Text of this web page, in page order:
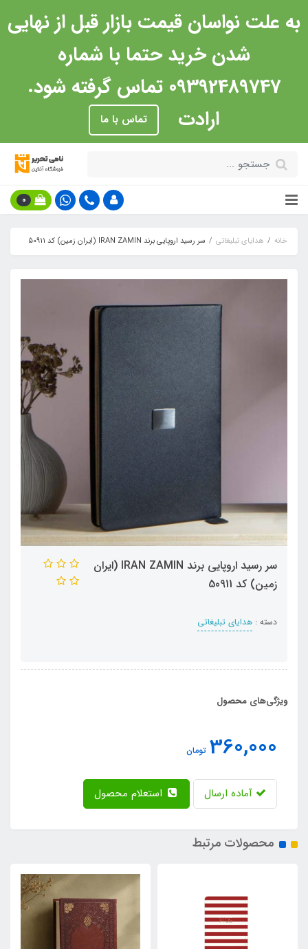
به علت نواسان قیمت بازار قبل از نهایی
شدن خرید حتما با شماره
09392489747 تماس گرفته شود.
ارادت
تماس با ما
0
خانه هدایای تبلیغاتی سر رسید اروپایی برند IRAN ZAMIN (ایران زمین) کد 50911
سر رسید اروپایی برند IRAN ZAMIN (ایران
زمین) کد 50911
دسته : هدایای تبلیغاتی
ویژگی‌های محصول
360,000 تومان
آماده ارسال
محصولات مرتبط